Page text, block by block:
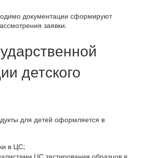
документации сформируют
заявки.
детского
для детей оформляется в
в ЦС;
ЦС тестирования образцов в